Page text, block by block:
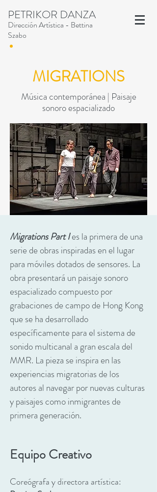
PETRIKOR DANZA
Dirección Artística - Bettina
Szabo
MIGRATIONS
Música contemporánea | Paisaje
sonoro espacializado
Migrations PartIes la primera de una
serie de obras inspiradas en el lugar
para móviles dotados de sensores. La
obra presentará un paisaje sonoro
espacializado compuesto por
grabaciones de campo de Hong Kong
que se ha desarrollado
específicamente para el sistema de
sonido multicanal a gran escala del
MMR. La pieza se inspira en las
experiencias migratorias de los
autores al navegar por nuevas culturas
y paisajes como inmigrantes de
primera generación.
Equipo Creativo
Coreógrafa ydirectora artística: